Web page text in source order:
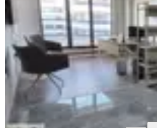
Ankara, Sincan
2 Oda
·45 m²·4.
40.000 ₺
Emin Emlak GYO Mehmet Esir